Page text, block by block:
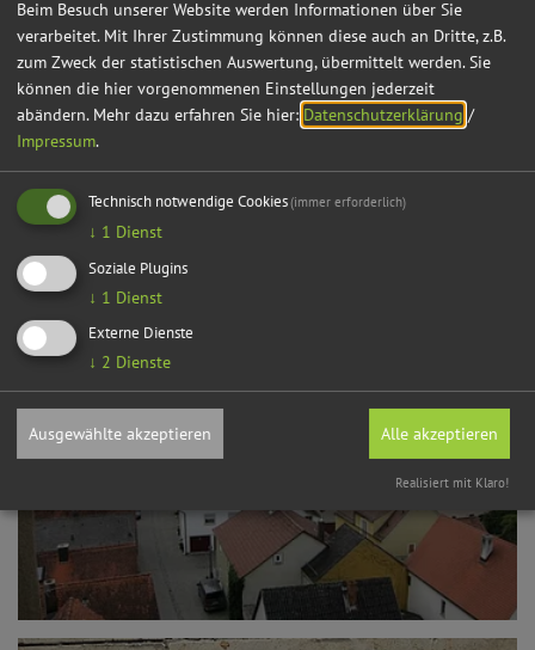
Beim Besuch unserer Website werden Informationen über Sie
verarbeitet. Mit Ihrer Zustimmung können diese auch an Dritte, z.B.
zum Zweck der statistischen Auswertung, übermittelt werden. Sie
können die hier vorgenommenen Einstellungen jederzeit
abändern. Mehr dazu erfahren Sie hier: Datenschutzerklärung /
Impressum.
Technisch notwendige Cookies(immer erforderlich)
↓ 1 Dienst
Soziale Plugins
↓ 1 Dienst
Externe Dienste
↓ 2 Dienste
Ausgewählte akzeptieren Alle akzeptieren
Realisiert mit Klaro!